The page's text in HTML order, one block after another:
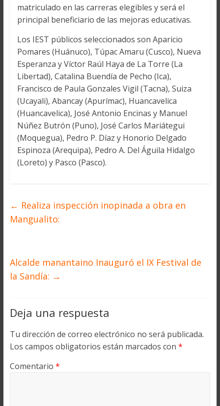
matriculado en las carreras elegibles y será el
principal beneficiario de las mejoras educativas.
Los IEST públicos seleccionados son Aparicio
Pomares (Huánuco), Túpac Amaru (Cusco), Nueva
Esperanza y Víctor Raúl Haya de La Torre (La
Libertad), Catalina Buendía de Pecho (Ica),
Francisco de Paula Gonzales Vigil (Tacna), Suiza
(Ucayali), Abancay (Apurímac), Huancavelica
(Huancavelica), José Antonio Encinas y Manuel
Núñez Butrón (Puno), José Carlos Mariátegui
(Moquegua), Pedro P. Díaz y Honorio Delgado
Espinoza (Arequipa), Pedro A. Del Águila Hidalgo
(Loreto) y Pasco (Pasco).
← Realiza inspección inopinada a obra en
Mangualito:
Alcalde manantaino Inauguró el IX Festival de
la Sandía: →
Deja una respuesta
Tu dirección de correo electrónico no será publicada.
Los campos obligatorios están marcados con *
Comentario *